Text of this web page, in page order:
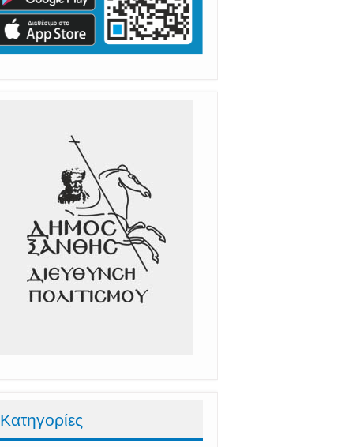
Κατηγορίες